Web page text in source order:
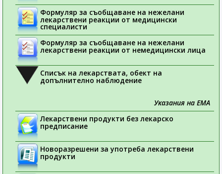
Формуляр за съобщаване на нежелани
лекарствени реакции от медицински
специалисти
Формуляр за съобщаване на нежелани
лекарствени реакции от немедицински лица
Списък на лекарствата, обект на
допълнително наблюдение
Указания на ЕМА
Лекарствени продукти без лекарско
предписание
Новоразрешени за употреба лекарствени
продукти